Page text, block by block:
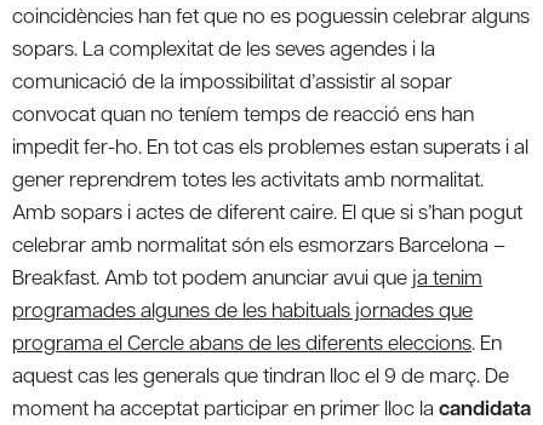
coincidències han fet que no es poguessin celebrar alguns
sopars. La complexitat de les seves agendes i la
comunicació de la impossibilitat d’assistir al sopar
convocat quan no teníem temps de reacció ens han
impedit fer-ho. En tot cas els problemes estan superats i al
gener reprendrem totes les activitats amb normalitat.
Amb sopars i actes de diferent caire. El que si s’han pogut
celebrar amb normalitat són els esmorzars Barcelona –
Breakfast. Amb tot podem anunciar avui que ja tenim
programades algunes de les habituals jornades que
programa el Cercle abans de les diferents eleccions. En
aquest cas les generals que tindran lloc el 9 de març. De
moment ha acceptat participar en primer lloc la candidata